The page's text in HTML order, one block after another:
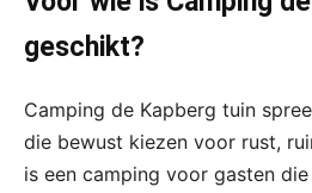
geschikt?
Camping de Kapberg tuin
die bewust kiezen voor rust,
is een camping voor gasten